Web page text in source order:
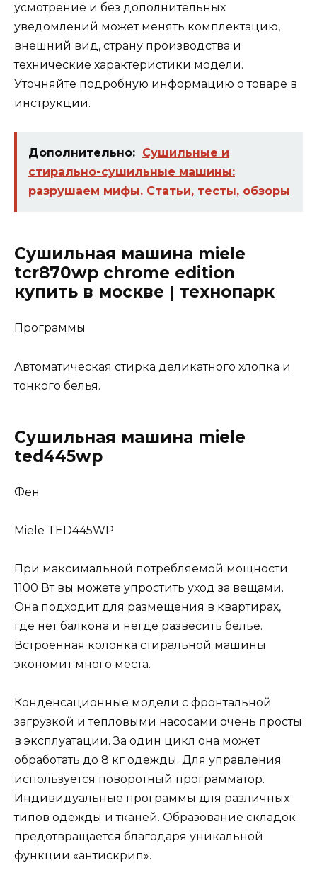
усмотрение и без дополнительных
уведомлений может менять комплектацию,
внешний вид, страну производства и
технические характеристики модели.
Уточняйте подробную информацию о товаре в
инструкции.
Дополнительно: Сушильные и
стирально-сушильные машины:
разрушаем мифы. Cтатьи, тесты, обзоры
Сушильная машина miele
tcr870wp chrome edition
купить в москве | технопарк
Программы
Автоматическая стирка деликатного хлопка и
тонкого белья.
Сушильная машина miele
ted445wp
Фен
Miele TED445WP
При максимальной потребляемой мощности
1100 Вт вы можете упростить уход за вещами.
Она подходит для размещения в квартирах,
где нет балкона и негде развесить белье.
Встроенная колонка стиральной машины
экономит много места.
Конденсационные модели с фронтальной
загрузкой и тепловыми насосами очень просты
в эксплуатации. За один цикл она может
обработать до 8 кг одежды. Для управления
используется поворотный программатор.
Индивидуальные программы для различных
типов одежды и тканей. Образование складок
предотвращается благодаря уникальной
функции «антискрип».